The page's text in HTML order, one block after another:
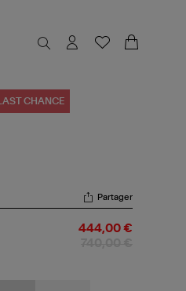
LAST CHANCE
Partager
444,00 €